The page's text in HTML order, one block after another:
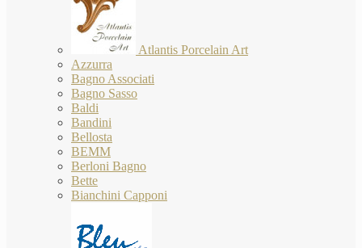
Atlantis Porcelain Art
Azzurra
Bagno Associati
Bagno Sasso
Baldi
Bandini
Bellosta
BEMM
Berloni Bagno
Bette
Bianchini Capponi